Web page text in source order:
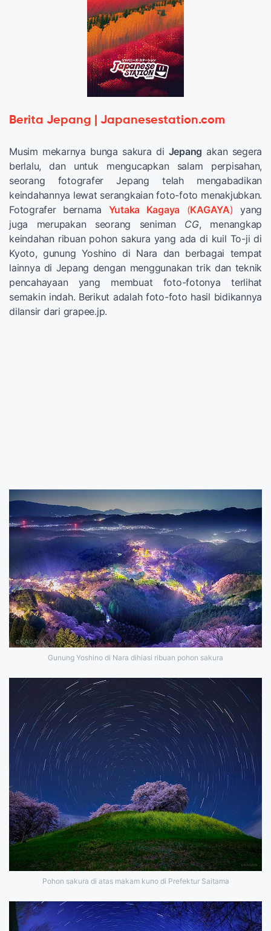
Berita Jepang | Japanesestation.com
Musim mekarnya bunga sakura di Jepang akan segera
berlalu, dan untuk mengucapkan salam perpisahan,
seorang fotografer Jepang telah mengabadikan
keindahannya lewat serangkaian foto-foto menakjubkan.
Fotografer bernama Yutaka Kagaya (KAGAYA) yang
juga merupakan seorang seniman CG, menangkap
keindahan ribuan pohon sakura yang ada di kuil To-ji di
Kyoto, gunung Yoshino di Nara dan berbagai tempat
lainnya di Jepang dengan menggunakan trik dan teknik
pencahayaan yang membuat foto-fotonya terlihat
semakin indah. Berikut adalah foto-foto hasil bidikannya
dilansir dari grapee.jp.
Gunung Yoshino di Nara dihiasi ribuan pohon sakura
Pohon sakura di atas makam kuno di Prefektur Saitama